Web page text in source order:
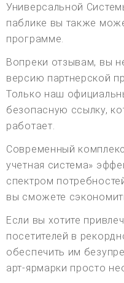
Универсальной
паблике вы также
программе.
Вопреки отзывам, вы
версию партнерской
Только наш
безопасную ссылку,
работает.
Современный
учетная система»
спектром
вы сможете
Если вы хотите
посетителей в
обеспечить им
арт-ярмарки просто